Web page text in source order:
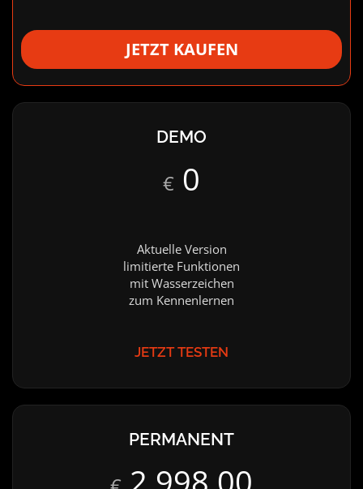
JETZT KAUFEN
DEMO
€ 0
Aktuelle Version
limitierte Funktionen
mit Wasserzeichen
zum Kennenlernen
JETZT TESTEN
PERMANENT